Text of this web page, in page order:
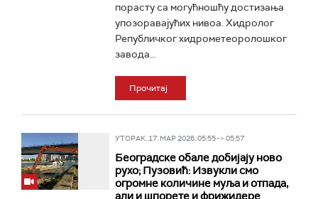
порасту са могућношћу достизања
упозоравајућих нивоа. Хидролог
Републичког хидрометеоролошког
завода...
Прочитај
УТОРАК, 17. МАР 2026, 05:55 -> 05:57
Београдске обале добијају ново
рухо; Пузовић: Извукли смо
огромне количине муља и отпада,
али и шпорете и фрижидере